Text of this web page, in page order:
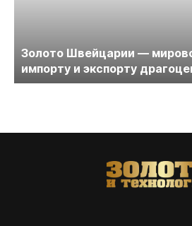
Золото Швейцарии —
импорту и экспорту